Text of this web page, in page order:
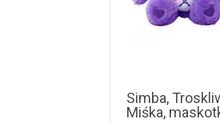
Simba,
Miśka,